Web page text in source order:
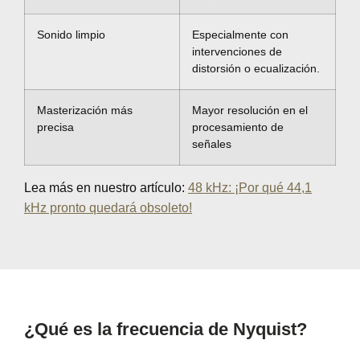
Sonido limpio
Especialmente con
intervenciones de
distorsión o ecualización.
Masterización más
precisa
Mayor resolución en el
procesamiento de
señales
Lea más en nuestro artículo: 48 kHz: ¡Por qué 44,1
kHz pronto quedará obsoleto!
¿Qué es la frecuencia de Nyquist?